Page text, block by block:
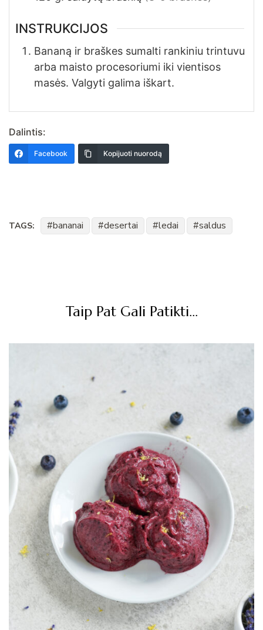
INSTRUKCIJOS
Bananą ir braškes sumalti rankiniu trintuvu
arba maisto procesoriumi iki vientisos
masės. Valgyti galima iškart.
Dalintis:
Facebook Kopijuoti nuorodą
TAGS: bananai desertai ledai saldus
NavigationTaip Pat Gali Patikti...